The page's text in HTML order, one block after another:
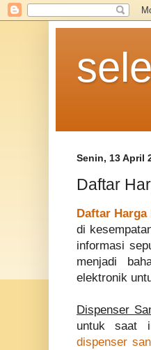
Senin, 13 April
Daftar
Daftar Harga
di
informasi
menjadi
elektronik
Dispenser
untuk saat
dispenser